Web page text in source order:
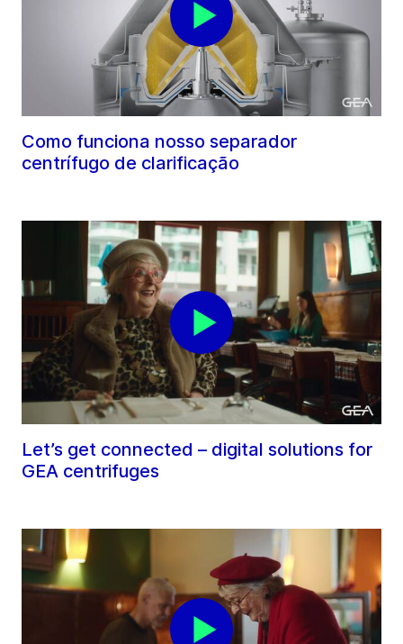
Como funciona nosso separador
centrífugo de clarificação
Let’s get connected – digital solutions for
GEA centrifuges